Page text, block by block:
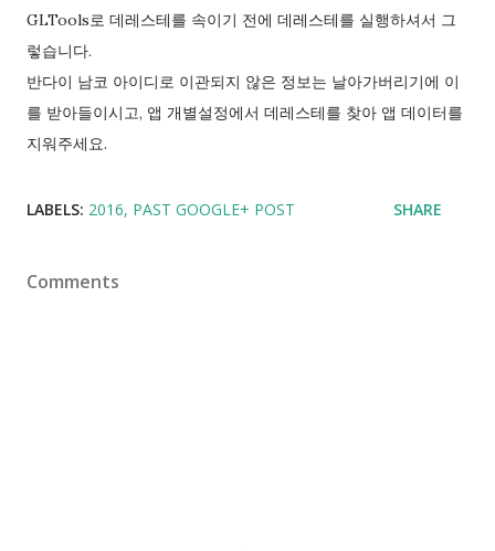
GLTools로 데레스테를 속이기 전에 데레스테를 실행하셔서 그
렇습니다.
반다이 남코 아이디로 이관되지 않은 정보는 날아가버리기에 이
를 받아들이시고, 앱 개별설정에서 데레스테를 찾아 앱 데이터를
지워주세요.
LABELS: 2016 PAST GOOGLE+ POST SHARE
Comments